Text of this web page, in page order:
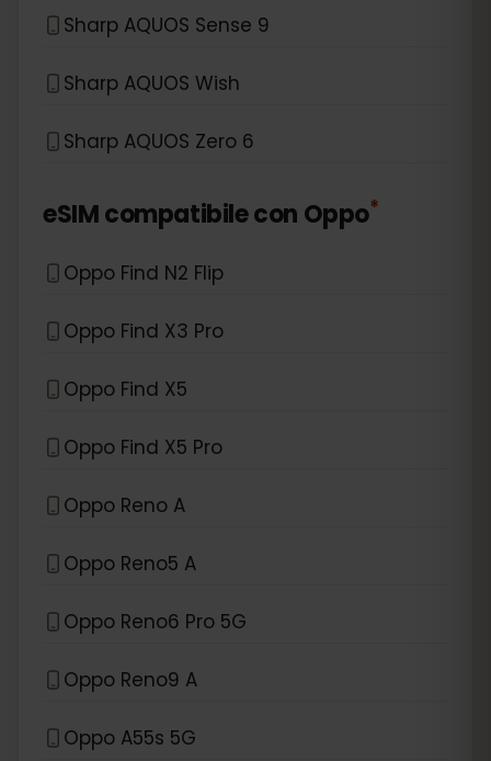
Sharp AQUOS Sense 9
Sharp AQUOS Wish
Sharp AQUOS Zero 6
eSIM compatibile con Oppo*
Oppo Find N2 Flip
Oppo Find X3 Pro
Oppo Find X5
Oppo Find X5 Pro
Oppo Reno A
Oppo Reno5 A
Oppo Reno6 Pro 5G
Oppo Reno9 A
Oppo A55s 5G